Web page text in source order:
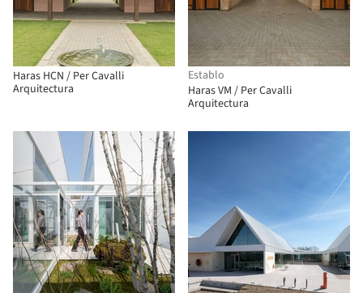
Haras HCN / Per Cavalli
Arquitectura
Establo
Haras VM / Per Cavalli
Arquitectura